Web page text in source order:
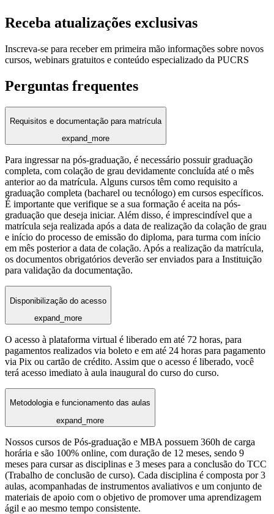
Receba atualizações exclusivas
Inscreva-se para receber em primeira mão informações sobre novos
cursos, webinars gratuitos e conteúdo especializado da PUCRS
Perguntas frequentes
Requisitos e documentação para matrícula
expand_more
Para ingressar na pós-graduação, é necessário possuir graduação
completa, com colação de grau devidamente concluída até o mês
anterior ao da matrícula. Alguns cursos têm como requisito a
graduação completa (bacharel ou tecnólogo) em cursos específicos.
É importante que verifique se a sua formação é aceita na pós-
graduação que deseja iniciar. Além disso, é imprescindível que a
matrícula seja realizada após a data de realização da colação de grau
e início do processo de emissão do diploma, para turma com início
em mês posterior a data de colação. Após a realização da matrícula,
os documentos obrigatórios deverão ser enviados para a Instituição
para validação da documentação.
Disponibilização do acesso
expand_more
O acesso à plataforma virtual é liberado em até 72 horas, para
pagamentos realizados via boleto e em até 24 horas para pagamento
via Pix ou cartão de crédito. Assim que o acesso é liberado, você
terá acesso imediato à aula inaugural do curso do curso.
Metodologia e funcionamento das aulas
expand_more
Nossos cursos de Pós-graduação e MBA possuem 360h de carga
horária e são 100% online, com duração de 12 meses, sendo 9
meses para cursar as disciplinas e 3 meses para a conclusão do TCC
(Trabalho de conclusão de curso). Cada disciplina é composta por 3
aulas, acompanhadas de instrumentos avaliativos e um conjunto de
materiais de apoio com o objetivo de promover uma aprendizagem
ágil e ao mesmo tempo consistente.